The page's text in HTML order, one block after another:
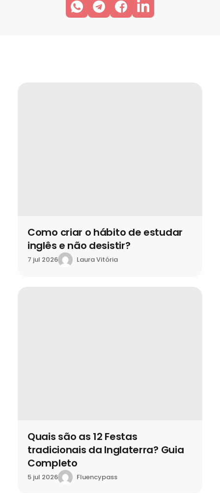
Como criar o hábito de estudar
inglês e não desistir?
7 jul 2026 Laura Vitória
Quais são as 12 Festas
tradicionais da Inglaterra? Guia
Completo
5 jul 2026 Fluencypass